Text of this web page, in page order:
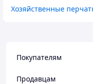
Хозяйственные
Покупателям
Продавцам